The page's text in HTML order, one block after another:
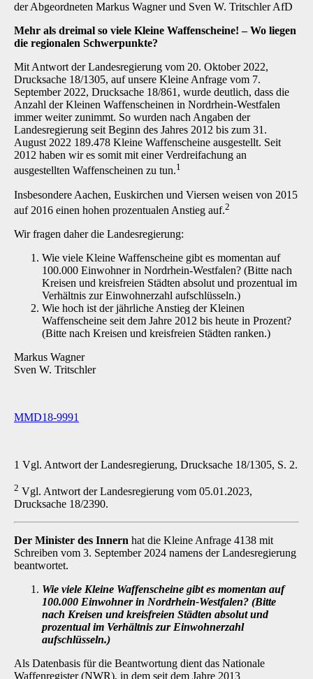
der Abgeordneten Markus Wagner und Sven W. Tritschler AfD
Mehr als dreimal so viele Kleine Waffenscheine!–Wo liegen
die regionalen Schwerpunkte?
Mit Antwort der Landesregierung vom 20. Oktober 2022,
Drucksache 18/1305, auf unsere Kleine Anfrage vom 7.
September 2022, Drucksache 18/861, wurde deutlich, dass die
Anzahl der Kleinen Waffenscheinen in Nordrhein-Westfalen
immer weiter zunimmt. So wurden nach Angaben der
Landesregierung seit Beginn des Jahres 2012 bis zum 31.
August 2022 189.478 Kleine Waffenscheine ausgestellt. Seit
2012 haben wir es somit mit einer Verdreifachung an
ausgestellten Waffenscheinen zu tun.1
Insbesondere Aachen, Euskirchen und Viersen weisen von 2015
auf 2016 einen hohen prozentualen Anstieg auf.2
Wir fragen daher die Landesregierung:
Wie viele Kleine Waffenscheine gibt es momentan auf
100.000 Einwohner in Nordrhein-Westfalen? (Bitte nach
Kreisen und kreisfreien Städten absolut und prozentual im
Verhältnis zur Einwohnerzahl aufschlüsseln.)
Wie hoch ist der jährliche Anstieg der Kleinen
Waffenscheine seit dem Jahre 2012 bis heute in Prozent?
(Bitte nach Kreisen und kreisfreien Städten ranken.)
Markus Wagner
Sven W. Tritschler
MMD18-9991
1 Vgl. Antwort der Landesregierung, Drucksache 18/1305, S. 2.
2 Vgl. Antwort der Landesregierung vom 05.01.2023,
Drucksache 18/2390.
Der Minister des Innern hat die Kleine Anfrage 4138 mit
Schreiben vom 3. September 2024 namens der Landesregierung
beantwortet.
Wie viele Kleine Waffenscheine gibt es momentan auf
100.000 Einwohner in Nordrhein-Westfalen? (Bitte
nach Kreisen und kreisfreien Städten absolut und
prozentual im Verhältnis zur Einwohnerzahl
aufschlüsseln.)
Als Datenbasis für die Beantwortung dient das Nationale
Waffenregister (NWR), in dem seit dem Jahre 2013